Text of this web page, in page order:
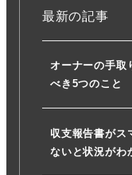
最新の記事
オーナーの手取
べき5つのこと
収支報告書がス
ないと状況がわ